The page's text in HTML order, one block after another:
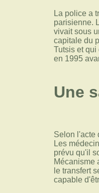
La police a
parisienne.
vivait sous
capitale du
Tutsis et
en 1995
Une
Selon l'acte
Les
prévu qu'il
Mécanisme
le transfert
capable